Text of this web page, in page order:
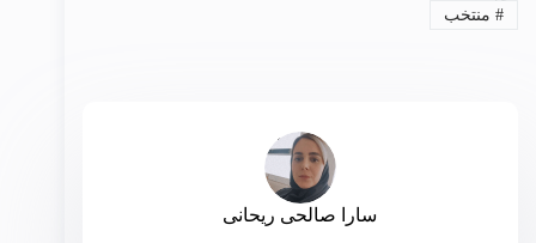
#منتخب
سارا صالحی ریحانی